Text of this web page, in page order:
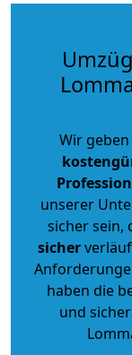
Wir
unserer
sicher sein,
sicher
haben die
und